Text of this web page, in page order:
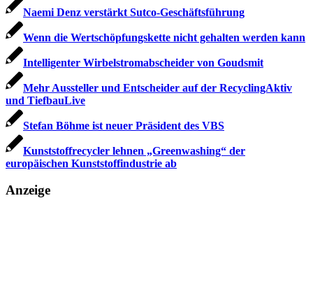
Naemi Denz verstärkt Sutco-Geschäftsführung
Wenn die Wertschöpfungskette nicht gehalten werden kann
Intelligenter Wirbelstromabscheider von Goudsmit
Mehr Aussteller und Entscheider auf der RecyclingAktiv
und TiefbauLive
Stefan Böhme ist neuer Präsident des VBS
Kunststoffrecycler lehnen „Greenwashing“ der
europäischen Kunststoffindustrie ab
Anzeige